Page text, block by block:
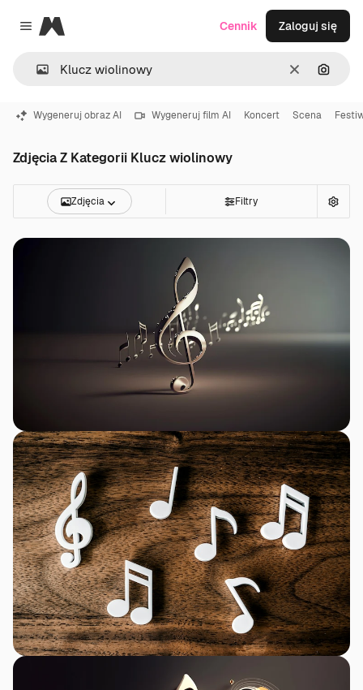
Close menu
Magnific
WyczyśćSzukaj
Cennik Zaloguj się
Wygeneruj obraz AI Wygeneruj film AI Koncert Scena
Zdjęcia Z Kategorii Klucz wiolinowy
Zdjęcia Filtry